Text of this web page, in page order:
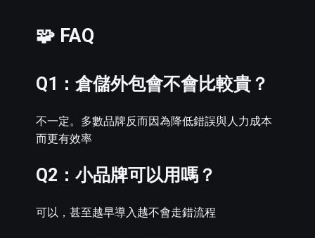
🧩 FAQ
Q1：倉儲外包會不會比較貴？
不一定。多數品牌反而因為降低錯誤與人力成本
而更有效率
Q2：小品牌可以用嗎？
可以，甚至越早導入越不會走錯流程